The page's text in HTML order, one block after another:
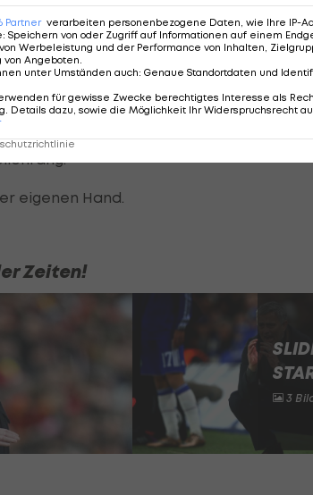
Pep Guardiolaist über die volle Spielzeit
vor dem Tor, sodass die Partie
am Sonntag steht City nun
eigenen Hand.
Zeiten!
3
Partner verarbeiten personenbezogene Daten, wie Ihre IP-
: Speichern von oder Zugriff auf Informationen auf einem
Werbeleistung und der Performance von Inhalten,
von Angeboten.
unter Umständen auch: Genaue Standortdaten und
für gewisse Zwecke berechtigtes Interesse als
Details dazu, sowie die Möglichkeit Ihr Widerspruchsrecht